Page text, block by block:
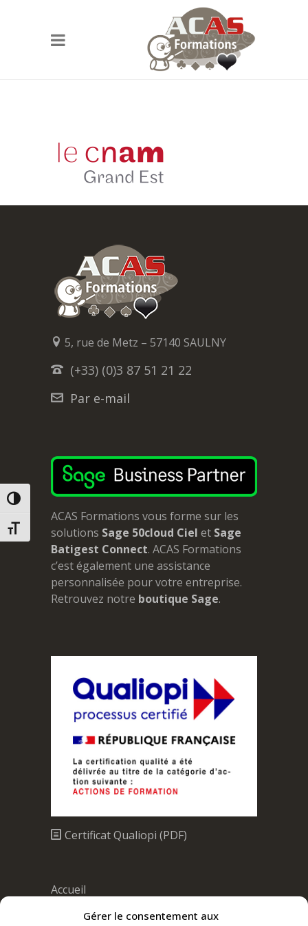
Gérer le consentement aux
PASSER EN CONTRASTE ÉLEVÉ
CHANGER LA TAILLE DE LA POLICE
5, rue de Metz – 57140 SAULNY
(+33) (0)3 87 51 21 22
Par e-mail
ACAS Formations vous forme sur les
solutions Sage 50cloud Ciel et Sage
Batigest Connect. ACAS Formations
c’est également une assistance
personnalisée pour votre entreprise.
Retrouvez notre boutique Sage.
Certificat Qualiopi (PDF)
Accueil
Nos formations